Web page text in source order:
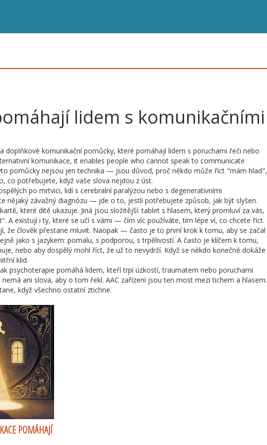
lidem s komunikačními
doplňkové komunikační pomůcky, které pomáhají lidem s poruchami řeči nebo
komunikace, it enables people who cannot speak to communicate
pomůcky nejsou jen technika — jsou důvod, proč někdo může říct "mám hlad",
co potřebujete, když vaše slova nejdou z úst.
po mrtvici, lidí s cerebralní paralýzou nebo s degenerativními
nějaký závažný diagnózu — jde o to, jestli potřebujete způsob, jak být slyšen.
které dítě ukazuje. Jiná jsou složitější: tablet s hlasem, který promluví za vás,
A existují i ty, které se učí s vámi — čím víc používáte, tím lépe ví, co chcete říct.
že člověk přestane mluvit. Naopak — často je to první krok k tomu, aby se začal
jako s jazykem: pomalu, s podporou, s trpělivostí. A často je klíčem k tomu,
nebo aby dospělý mohl říct, že už to nevydrží. Když se někdo konečně dokáže
klid.
psychoterapie pomáhá lidem, kteří trpí úzkostí, traumatem nebo poruchami
ani slova, aby o tom řekl. AAC zařízení jsou ten most mezi tichem a hlasem.
když všechno ostatní ztichne.
POMÁHAJÍ